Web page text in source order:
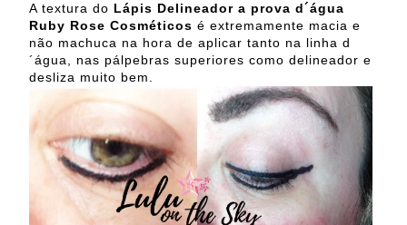
A textura do Lápis Delineador a prova d´água
Ruby Rose Cosméticos é extremamente macia e
não machuca na hora de aplicar tanto na linha d
´água, nas pálpebras superiores como delineador e
desliza muito bem.